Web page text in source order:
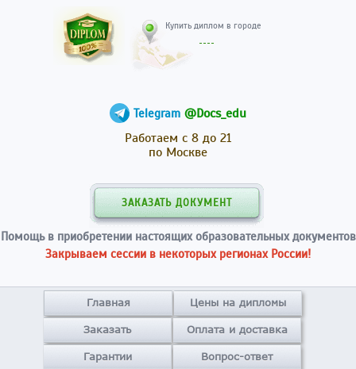
Telegram @Docs_edu
Работаем с 8 до 21
по Москве
ЗАКАЗАТЬ ДОКУМЕНТ
Помощь в приобретении настоящих образовательных документов
Закрываем сессии в некоторых регионах России!
Главная Цены на дипломы
Заказать Оплата и доставка
Гарантии Вопрос-ответ